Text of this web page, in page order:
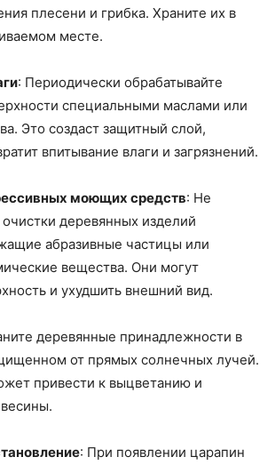
плесени и грибка. Храните их в
месте.
: Периодически обрабатывайте
специальными маслами или
Это создаст защитный слой,
впитывание влаги и загрязнений.
моющих средств: Не
очистки деревянных изделий
абразивные частицы или
вещества. Они могут
и ухудшить внешний вид.
деревянные принадлежности в
от прямых солнечных лучей.
привести к выцветанию и
: При появлении царапин